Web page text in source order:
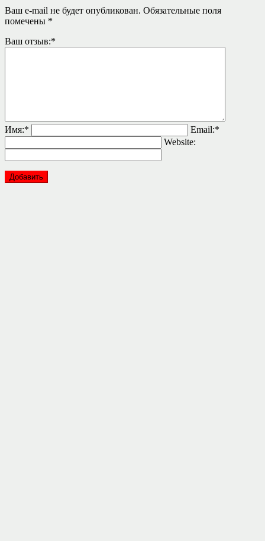
Ваш e-mail не будет опубликован. Обязательные поля
помечены *
Ваш отзыв:*
Имя:* Email:*
Website: